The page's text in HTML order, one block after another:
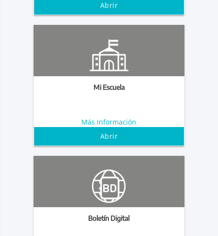
Abrir
Mi Escuela
Más Información
Abrir
Boletín Digital